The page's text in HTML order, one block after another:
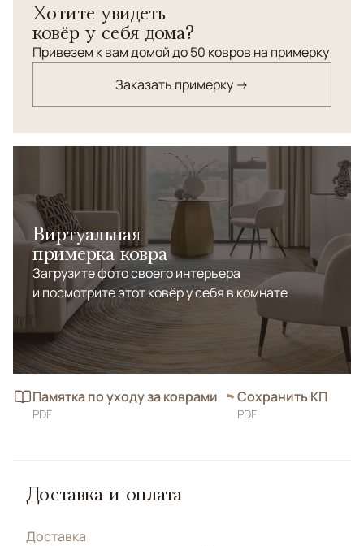
всемирно известного американского дизайнера
Эрбиля Таскана - основателя компании Wool & Silk.
Новозеландская шерсть высшей категории и
Хотите увидеть
ковёр у себя дома?
Привезем к вам домой до 50 ковров на примерку
Заказать примерку →
Виртуальная
примерка ковра
Загрузите фото своего интерьера
и посмотрите этот ковёр у себя в комнате
Памятка по уходу за коврами
PDF
Сохранить КП
PDF
Доставка и оплата
Доставка